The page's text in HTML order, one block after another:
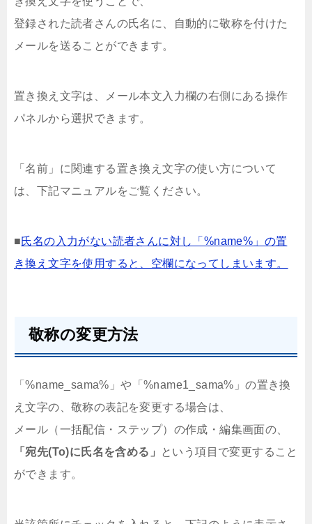
登録された読者さんの氏名に、自動的に敬称を付けた
メールを送ることができます。
置き換え文字は、メール本文入力欄の右側にある操作
パネルから選択できます。
「名前」に関連する置き換え文字の使い方について
は、下記マニュアルをご覧ください。
■氏名の入力がない読者さんに対し「%name%」の置
き換え文字を使用すると、空欄になってしまいます。
敬称の変更方法
「%name_sama%」や「%name1_sama%」の置き換
え文字の、敬称の表記を変更する場合は、
メール（一括配信・ステップ）の作成・編集画面の、
「宛先(To)に氏名を含める」
という項目で変更すること
ができます。